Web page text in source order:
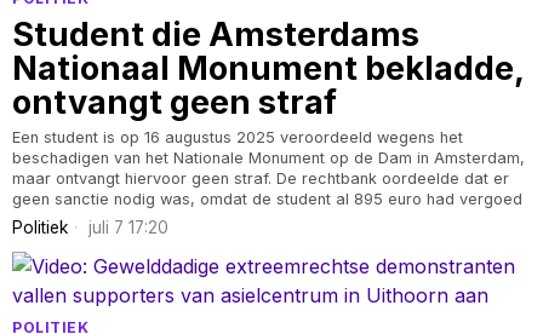
Student die Amsterdams
Nationaal Monument bekladde,
ontvangt geen straf
Een student is op 16 augustus 2025 veroordeeld wegens het
beschadigen van het Nationale Monument op de Dam in Amsterdam,
maar ontvangt hiervoor geen straf. De rechtbank oordeelde dat er
geen sanctie nodig was, omdat de student al 895 euro had vergoed
Politiek juli 7 17:20
POLITIEK